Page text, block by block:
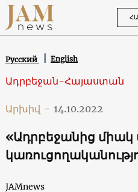
Русский English
Ադրբեջան-Հայաստան
Արխիվ - 14.10.2022
«Ադրբեջանից միակ
JAMnews